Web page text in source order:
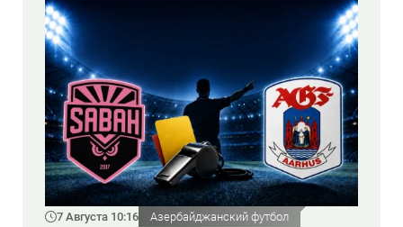
7 Августа 10:16 Азербайджанский футбол